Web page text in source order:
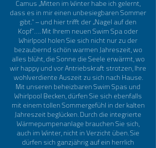
Camus „Mitten im Winter habe ich gelernt,
dass es in mir einen unbesiegbaren Sommer
gibt.“ – und hier trifft der „Nagel auf den
Kopf“…. Mit Ihrem neuen Swim Spa oder
Whirlpool holen Sie sich nicht nur zu der
bezaubernd schön warmen Jahreszeit, wo
alles blüht, die Sonne die Seele erwärmt, wo
wir happy und vor Antriebskraft strotzen, Ihre
wohlverdiente Auszeit zu sich nach Hause.
Mit unseren beheizbaren Swim Spas und
Whirlpool Becken, dürfen Sie sich ebenfalls
mit einem tollen Sommergefühl in der kalten
Jahreszeit beglücken. Durch die integrierte
Wärmepumpenanlage brauchen Sie sich,
auch im Winter, nicht in Verzicht üben. Sie
dürfen sich ganzjährig auf ein herrlich